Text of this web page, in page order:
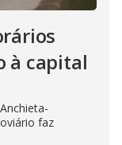
à capital
faz